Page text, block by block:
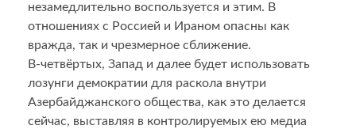
незамедлительно воспользуется и этим. В
отношениях с Россией и Ираном опасны как
вражда, так и чрезмерное сближение.
В-четвёртых, Запад и далее будет использовать
лозунги демократии для раскола внутри
Азербайджанского общества, как это делается
сейчас, выставляя в контролируемых ею медиа